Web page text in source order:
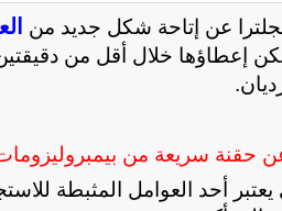
عن إتاحة شكل جديد من
إعطاؤها خلال أقل من
حقنة سريعة من
يعتبر أحد العوامل المثبطة